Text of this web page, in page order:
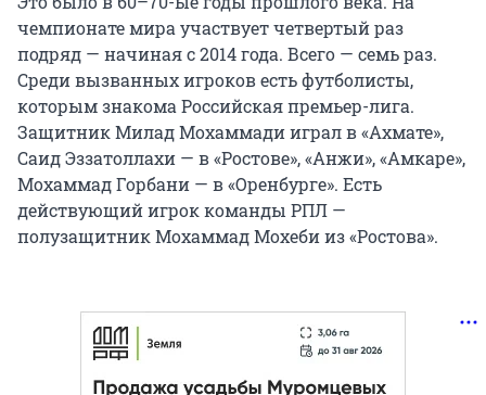
чемпионате мира участвует четвертый раз
подряд — начиная с 2014 года. Всего — семь раз.
Среди вызванных игроков есть футболисты,
которым знакома Российская премьер-лига.
Защитник Милад Мохаммади играл в «Ахмате»,
Саид Эззатоллахи — в «Ростове», «Анжи», «Амкаре»,
Мохаммад Горбани — в «Оренбурге». Есть
действующий игрок команды РПЛ —
полузащитник Мохаммад Мохеби из «Ростова».